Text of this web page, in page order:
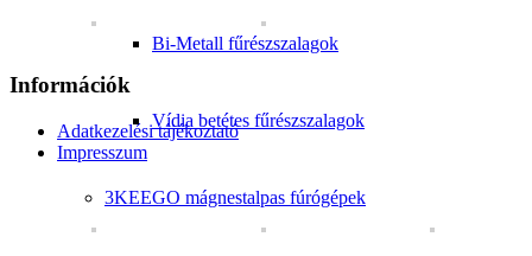
Bi-Metall fűrészszalagok
Vídia betétes fűrészszalagok
3KEEGO mágnestalpas fúrógépek
Információk
Adatkezelési tájékoztató
Impresszum